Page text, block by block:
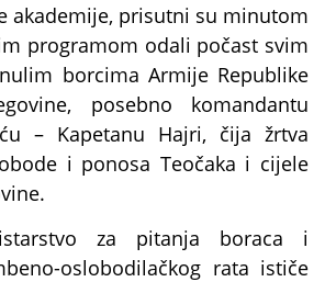
akademije, prisutni su minutom
programom odali počast svim
borcima Armije Republike
posebno komandantu
– Kapetanu Hajri, čija žrtva
i ponosa Teočaka i cijele
za pitanja boraca i
oslobodilačkog rata ističe